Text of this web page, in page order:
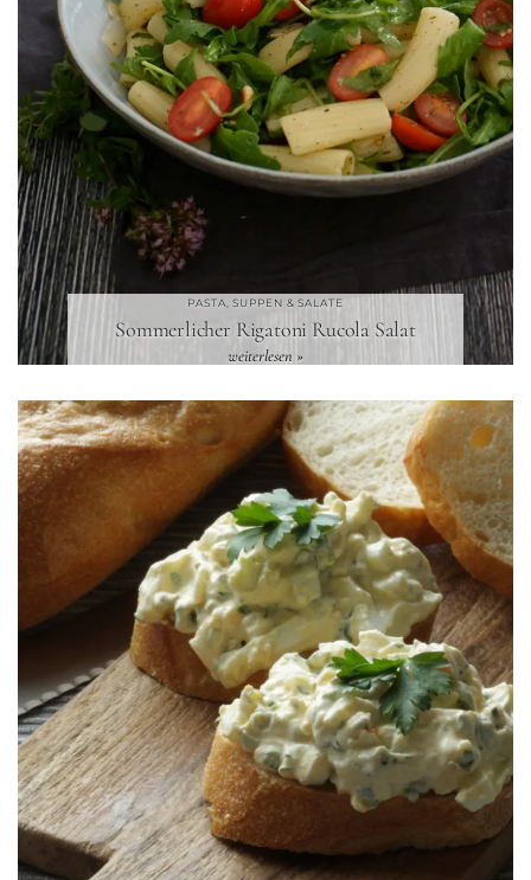
PASTA, SUPPEN & SALATE
Sommerlicher Rigatoni Rucola Salat
weiterlesen »